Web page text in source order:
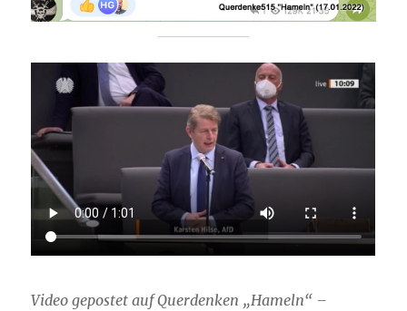
Video gepostet auf Querdenken „Hameln“ –